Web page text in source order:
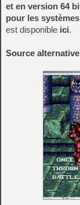
et en version 64
pour les
est disponible ici.
Source alternative